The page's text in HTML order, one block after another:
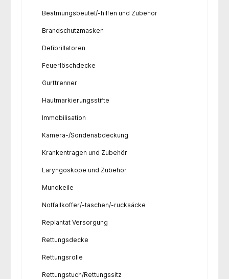
Beatmungsbeutel/-hilfen und Zubehör
Brandschutzmasken
Defibrillatoren
Feuerlöschdecke
Gurttrenner
Hautmarkierungsstifte
Immobilisation
Kamera-/Sondenabdeckung
Krankentragen und Zubehör
Laryngoskope und Zubehör
Mundkeile
Notfallkoffer/-taschen/-rucksäcke
Replantat Versorgung
Rettungsdecke
Rettungsrolle
Rettungstuch/Rettungssitz